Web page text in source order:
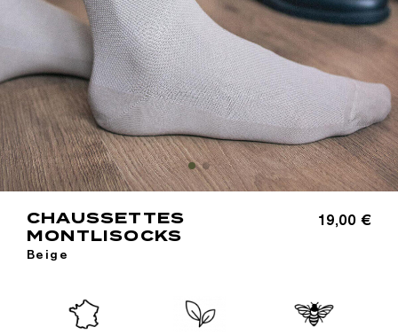
CHAUSSETTES
MONTLISOCKS
Beige
19,00 €